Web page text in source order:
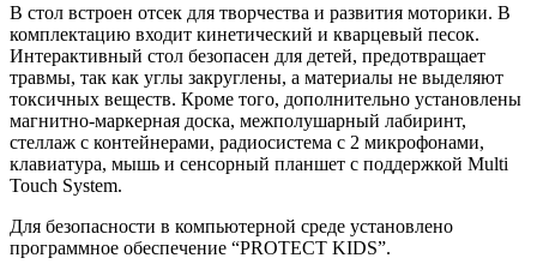
В стол встроен отсек для творчества и развития моторики. В
комплектацию входит кинетический и кварцевый песок.
Интерактивный стол безопасен для детей, предотвращает
травмы, так как углы закруглены, а материалы не выделяют
токсичных веществ. Кроме того, дополнительно установлены
магнитно-маркерная доска, межполушарный лабиринт,
стеллаж с контейнерами, радиосистема с 2 микрофонами,
клавиатура, мышь и сенсорный планшет с поддержкой Multi
Touch System.
Для безопасности в компьютерной среде установлено
программное обеспечение “PROTECT KIDS”.